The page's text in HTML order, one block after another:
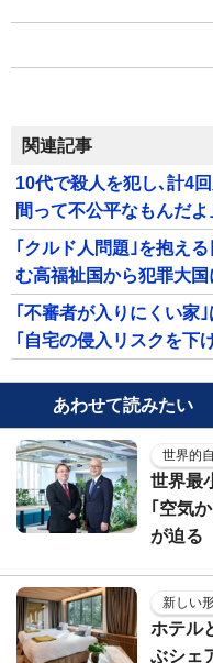
関連記事
10代で殺人を犯し､計4
間って不公平なもんだ
｢クルド人問題｣を抱え
む高福祉国から犯罪大
｢不審者が入りにくい家
｢自宅の侵入リスクを下
あわせて読みたい
世界的
世界最
｢空気
が迫る
新しい
ホテル
ぶシェ